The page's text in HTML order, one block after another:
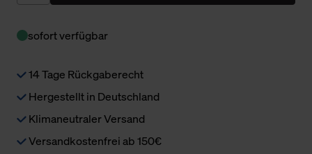
sofort verfügbar
14 Tage Rückgaberecht
Hergestellt in Deutschland
Klimaneutraler Versand
Versandkostenfrei ab 150€